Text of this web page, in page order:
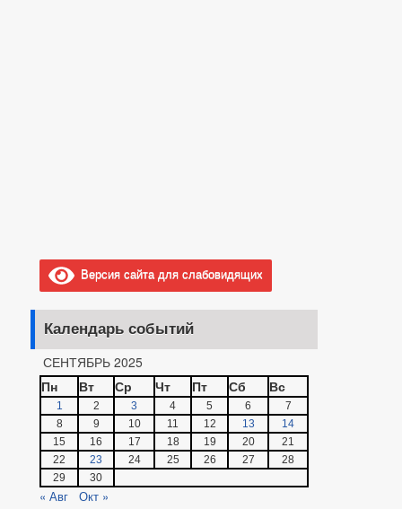
Версия сайта для слабовидящих
Календарь событий
СЕНТЯБРЬ 2025
Пн
Вт Ср Чт Пт Сб Вс
1 2 3 4 5 6
7
8
9 10 11 12 13
14
15
16 17 18 19 20
21
22
23 24 25 26 27
28
29
30
« Авг Окт »